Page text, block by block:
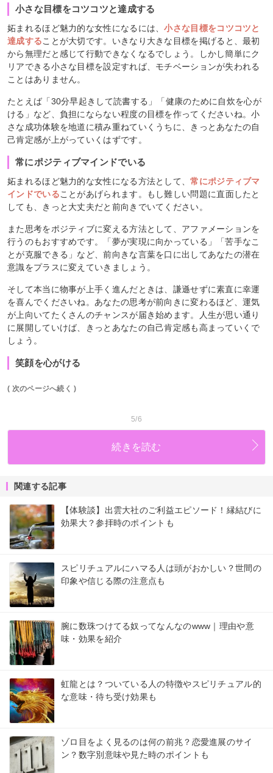
小さな目標をコツコツと達成する
妬まれるほど魅力的な女性になるには、小さな目標をコツコツと
達成することが大切です。いきなり大きな目標を掲げると、最初
から無理だと感じて行動できなくなるでしょう。しかし簡単にク
リアできる小さな目標を設定すれば、モチベーションが失われる
ことはありません。
たとえば「30分早起きして読書する」「健康のために自炊を心が
ける」など、負担にならない程度の目標を作ってくださいね。小
さな成功体験を地道に積み重ねていくうちに、きっとあなたの自
己肯定感が上がっていくはずです。
常にポジティブマインドでいる
妬まれるほど魅力的な女性になる方法として、常にポジティブマ
インドでいることがあげられます。もし難しい問題に直面したと
しても、きっと大丈夫だと前向きでいてください。
また思考をポジティブに変える方法として、アファメーションを
行うのもおすすめです。「夢が実現に向かっている」「苦手なこ
とが克服できる」など、前向きな言葉を口に出してあなたの潜在
意識をプラスに変えていきましょう。
そして本当に物事が上手く進んだときは、謙遜せずに素直に幸運
を喜んでくださいね。あなたの思考が前向きに変わるほど、運気
が上向いてたくさんのチャンスが届き始めます。人生が思い通り
に展開していけば、きっとあなたの自己肯定感も高まっていくで
しょう。
笑顔を心がける
( 次のページへ続く )
5/6
続きを読む
関連する記事
【体験談】出雲大社のご利益エピソード！縁結びに
効果大？参拝時のポイントも
スピリチュアルにハマる人は頭がおかしい？世間の
印象や信じる際の注意点も
腕に数珠つけてる奴ってなんなのwww｜理由や意
味・効果を紹介
虹龍とは？ついている人の特徴やスピリチュアル的
な意味・待ち受け効果も
ゾロ目をよく見るのは何の前兆？恋愛進展のサイ
ン？数字別意味や見た時のポイントも